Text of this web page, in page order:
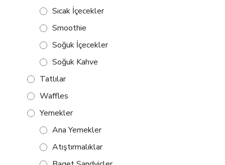
Sıcak İçecekler
Smoothie
Soğuk İçecekler
Soğuk Kahve
Tatlılar
Waffles
Yemekler
Ana Yemekler
Atıştırmalıklar